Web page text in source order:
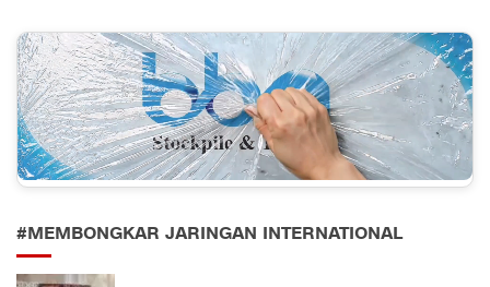
#MEMBONGKAR JARINGAN INTERNATIONAL